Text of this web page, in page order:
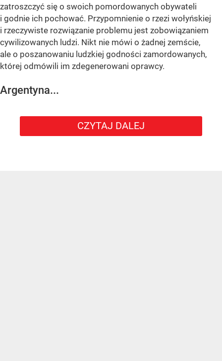
zatroszczyć się o swoich pomordowanych obywateli
i godnie ich pochować. Przypomnienie o rzezi wołyńskiej
i rzeczywiste rozwiązanie problemu jest zobowiązaniem
cywilizowanych ludzi. Nikt nie mówi o żadnej zemście,
ale o poszanowaniu ludzkiej godności zamordowanych,
której odmówili im zdegenerowani oprawcy.
Argentyna...
CZYTAJ DALEJ